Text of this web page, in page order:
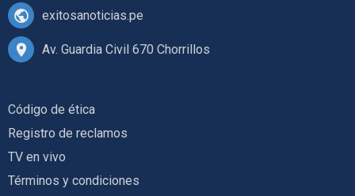
exitosanoticias.pe
Av. Guardia Civil 670 Chorrillos
Código de ética
Registro de reclamos
TV en vivo
Términos y condiciones